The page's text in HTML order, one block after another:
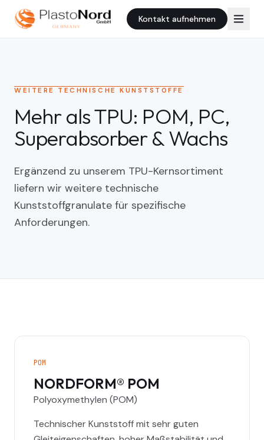
Kontakt aufnehmen
WEITERE TECHNISCHE KUNSTSTOFFE
Mehr als TPU: POM, PC,
Superabsorber & Wachs
Ergänzend zu unserem TPU-Kernsortiment
liefern wir weitere technische
Kunststoffgranulate für spezifische
Anforderungen.
POM
NORDFORM® POM
Polyoxymethylen (POM)
Technischer Kunststoff mit sehr guten